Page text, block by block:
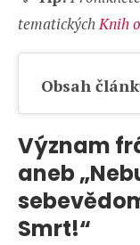
tematickýchKnih
Obsah
Význam
aneb
Smrt!“